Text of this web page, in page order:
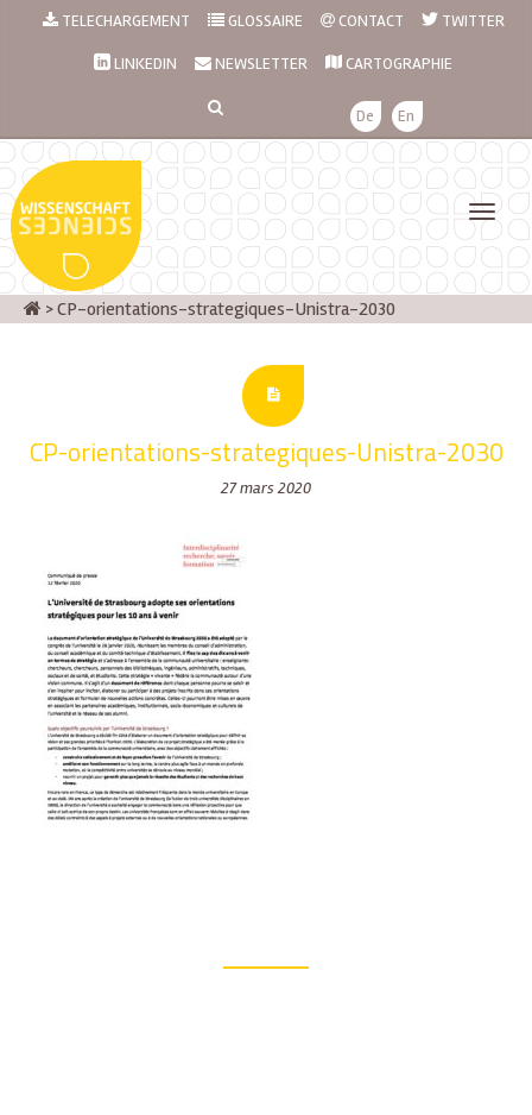
TELECHARGEMENT GLOSSAIRE CONTACT TWITTER
LINKEDIN NEWSLETTER CARTOGRAPHIE
De En
>CP-orientations-strategiques-Unistra-2030
CP-orientations-strategiques-Unistra-2030
27 mars 2020